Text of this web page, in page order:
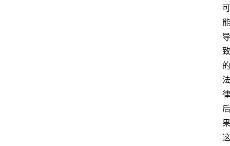
可
能
导
致
的
法
律
后
果
这